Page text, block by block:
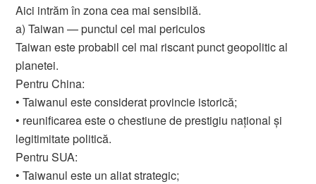
Aici intrăm în zona cea mai sensibilă.
a) Taiwan — punctul cel mai periculos
Taiwan este probabil cel mai riscant punct geopolitic al
planetei.
Pentru China:
• Taiwanul este considerat provincie istorică;
• reunificarea este o chestiune de prestigiu național și
legitimitate politică.
Pentru SUA:
• Taiwanul este un aliat strategic;